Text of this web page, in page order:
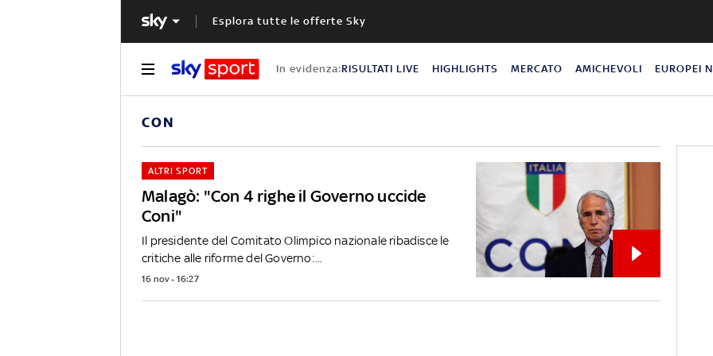
Esplora tutte le offerte Sky
In evidenza:RISULTATI LIVE HIGHLIGHTS MERCATO AMICHEVOLI EUROPEI
CON
Malagò: "Con 4 righe il Governo uccide
Coni"
ALTRI SPORT
Il presidente del Comitato Olimpico nazionale ribadisce le
critiche alle riforme del Governo:...
16 nov - 16:27